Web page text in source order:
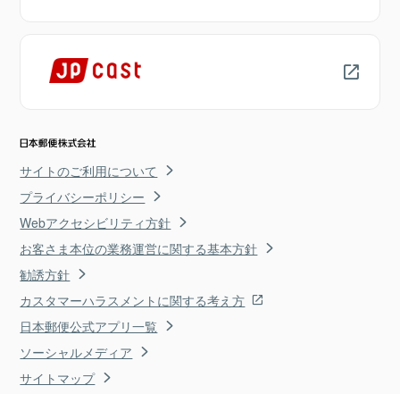
サイトのご利用について
プライバシーポリシー
Webアクセシビリティ方針
お客さま本位の業務運営に関する基本方針
勧誘方針
カスタマーハラスメントに関する考え方
日本郵便公式アプリ一覧
ソーシャルメディア
サイトマップ